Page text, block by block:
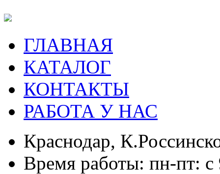
ГЛАВНАЯ
КАТАЛОГ
КОНТАКТЫ
РАБОТА У НАС
Краснодар,
Время работы: пн-пт: